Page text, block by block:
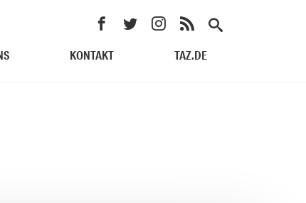
KONTAKT TAZ.DE